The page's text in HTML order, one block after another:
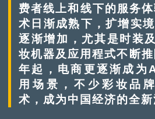
费者线上和线下的服务
术日渐成熟下，扩增实
逐渐增加，尤其是时装
妆机器及应用程式不断
年起，电商更逐渐成为
用场景，不少彩妆品
术，成为中国经济的全新